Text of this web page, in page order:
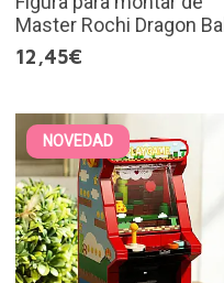
Master Rochi Dragon Ball
12,45€
NOVEDAD